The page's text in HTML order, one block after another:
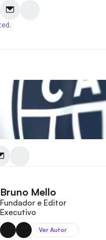
Bruno Mello
Fundador e Editor
Executivo
Ver Autor